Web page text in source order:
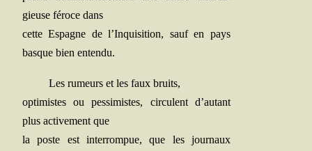
gieuse féroce dans
cette Espagne de l’Inquisition, sauf en pays
basque bien entendu.
Les rumeurs et les faux bruits,
opti­mistes ou pes­si­mistes, cir­culent d’autant
plus acti­ve­ment que
la poste est inter­rom­pue, que les jour­naux